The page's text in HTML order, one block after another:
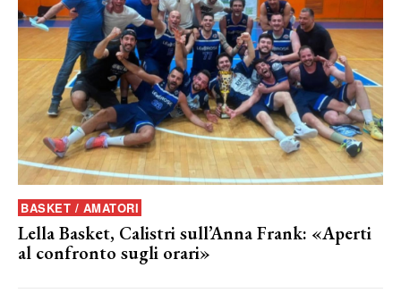
BASKET / AMATORI
Lella Basket, Calistri sull’Anna Frank: «Aperti
al confronto sugli orari»